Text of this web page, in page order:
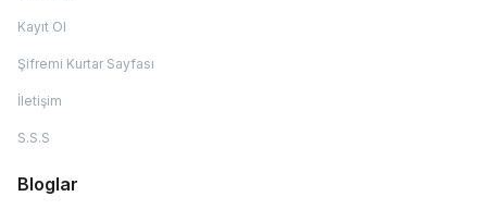
Kayıt Ol
Şifremi Kurtar Sayfası
İletişim
S.S.S
Bloglar